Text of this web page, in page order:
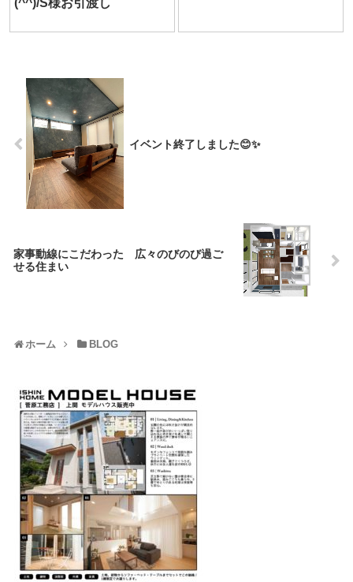
イベント終了しました😊✨
家事動線にこだわった 広々のびのび過ご
せる住まい
ホーム BLOG